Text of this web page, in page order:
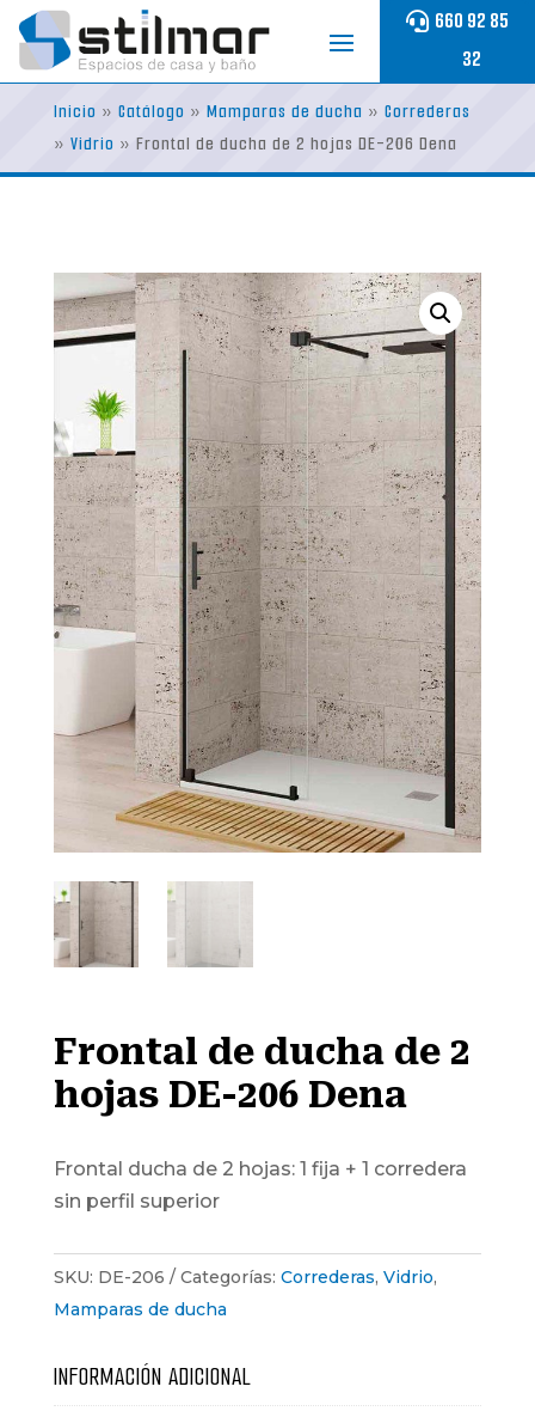
Skip
to
content
660 92 85
32
Inicio » Catálogo » Mamparas de ducha » Correderas
» Vidrio » Frontal de ducha de 2 hojas DE-206 Dena
Frontal de ducha de 2
hojas DE-206 Dena
Frontal ducha de 2 hojas: 1 fija + 1 corredera
sin perfil superior
SKU: DE-206 Categorías: Correderas, Vidrio,
Mamparas de ducha
INFORMACIÓN ADICIONAL